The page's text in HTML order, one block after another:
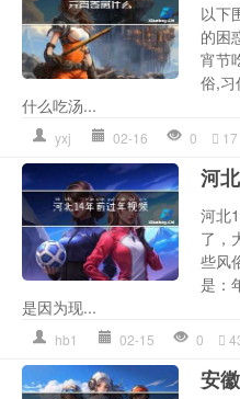
以下
的困
宵节
俗,习
什么吃汤...
yxj 02-16 0 17
河
河北
了，
些风
是：
是因为现...
hb1 02-15 0
安